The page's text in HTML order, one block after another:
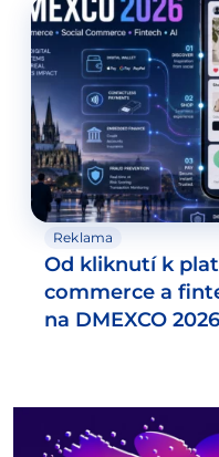
Reklama
Od kliknutí k
commerce a
na DMEXCO 2026